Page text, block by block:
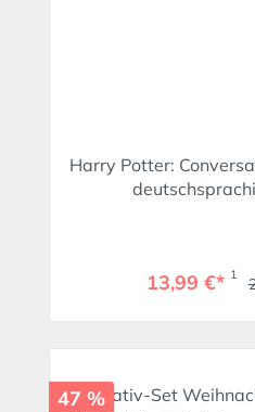
Harry Potter:
13,99 €* 1
47 %